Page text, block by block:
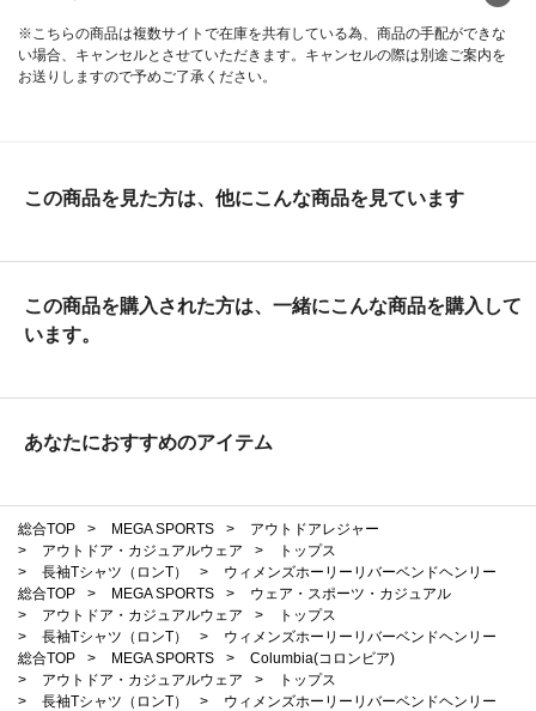
※こちらの商品は複数サイトで在庫を共有している為、商品の手配ができな
い場合、キャンセルとさせていただきます。キャンセルの際は別途ご案内を
お送りしますので予めご了承ください。
この商品を見た方は、他にこんな商品を見ています
この商品を購入された方は、一緒にこんな商品を購入して
います。
あなたにおすすめのアイテム
総合TOP > MEGA SPORTS >
アウトドアレジャー
>
アウトドア・カジュアルウェア >
トップス
>
長袖Tシャツ（ロンT） >
ウィメンズホーリーリバーベンドヘンリー
総合TOP
> MEGA SPORTS >
ウェア・スポーツ・カジュアル
>
アウトドア・カジュアルウェア >
トップス
>
長袖Tシャツ（ロンT） >
ウィメンズホーリーリバーベンドヘンリー
総合TOP
> MEGA SPORTS >
Columbia(コロンビア)
>
アウトドア・カジュアルウェア >
トップス
>
長袖Tシャツ（ロンT） > ウィメンズホーリーリバーベンドヘンリー